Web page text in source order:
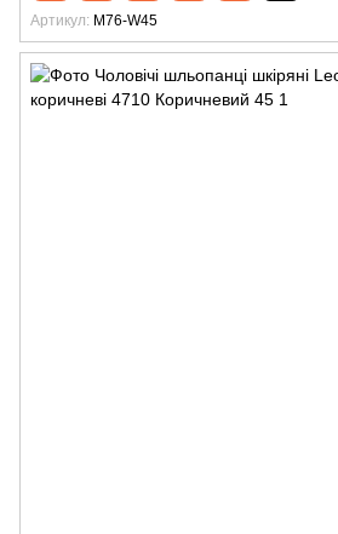
Артикул M76-W45